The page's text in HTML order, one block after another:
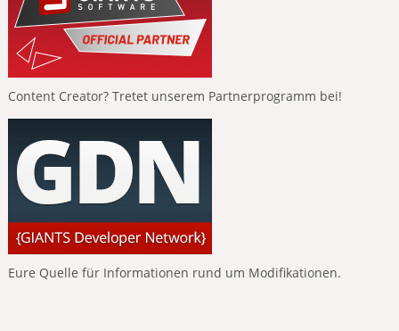
Content Creator? Tretet unserem Partnerprogramm bei!
Eure Quelle für Informationen rund um Modifikationen.